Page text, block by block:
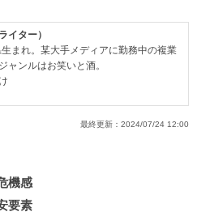
イター）
まれ。某大手メディアに勤務中の複業
ャンルはお笑いと酒。
最終更新： 2024/07/24 12:00
機感
要素